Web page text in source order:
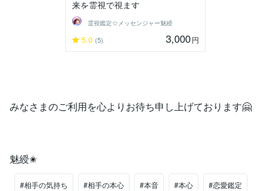
来を霊視で視ます
霊視鑑定☆メッセンジャー魅綬
5.0 (5) 3,000円
みなさまのご利用を心よりお待ち申し上げております🤗
魅綬✬
#相手の気持ち #相手の本心 #本音 #本心 #恋愛鑑定